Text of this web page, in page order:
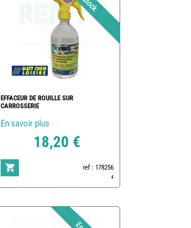
EFFACEUR DE ROUILLE SUR
CARROSSERIE
En savoir plus
18,20 €
ref : 178256
4